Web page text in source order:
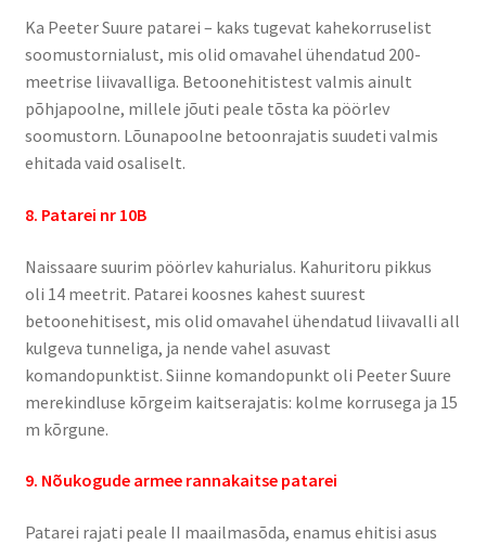
Saunad
Saun kaminaruumiga
Tegevused
Dresiinisõidud
Ekskursioonid
Jalgsimatk
Matkarajad
Orienteerumine
Ka Peeter Suure patarei – kaks tugevat kahekorruselist
soomustornialust, mis olid omavahel ühendatud 200-
meetrise liivavalliga. Betoonehitistest valmis ainult
põhjapoolne, millele jõuti peale tõsta ka pöörlev
soomustorn. Lõunapoolne betoonrajatis suudeti valmis
ehitada vaid osaliselt.
8. Patarei nr 10B
Naissaare suurim pöörlev kahurialus. Kahuritoru pikkus
oli 14 meetrit. Patarei koosnes kahest suurest
betoonehitisest, mis olid omavahel ühendatud liivavalli all
kulgeva tunneliga, ja nende vahel asuvast
komandopunktist. Siinne komandopunkt oli Peeter Suure
merekindluse kõrgeim kaitserajatis: kolme korrusega ja 15
m kõrgune.
9. Nõukogude armee rannakaitse patarei
Patarei rajati peale II maailmasõda, enamus ehitisi asus